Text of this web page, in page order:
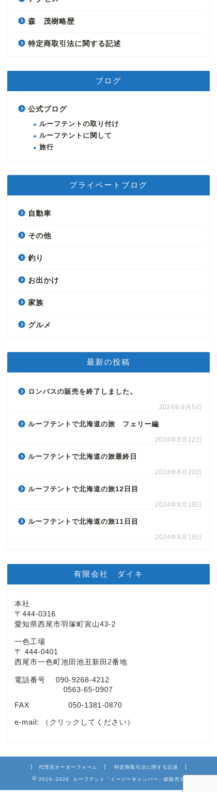
森 茂樹略歴
特定商取引法に関する記述
ブログ
公式ブログ
ルーフテントの取り付け
ルーフテントに関して
旅行
プライベートブログ
自動車
その他
釣り
お出かけ
家族
グルメ
最新の投稿
ロンバスの販売を終了しました。
2024年9月5日
ルーフテントで北海道の旅 フェリー編
2024年8月22日
ルーフテントで北海道の旅最終日
2024年8月20日
ルーフテントで北海道の旅12日目
2024年8月19日
ルーフテントで北海道の旅11日目
2024年8月18日
有限会社 ダイキ
本社
〒444-0316
愛知県西尾市羽塚町寅山43-2
一色工場
〒 444-0401
西尾市一色町池田池丑新田2番地
電話番号 090-9268-4212
0563-65-0907
FAX 050-1381-0870
e-mail: （クリックしてください）
代理店オーダーフォーム 特定商取引法に関する記述
2010–2026 ルーフテント「イージーキャンパー」総販売元